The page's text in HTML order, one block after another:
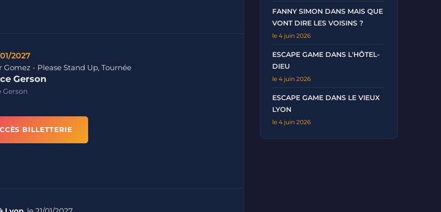
2027
Gomez - Please Stand Up, Tournée
Gerson
Gerson
BILLETTERIE
FANNY SIMON DANS MAIS QUE
VONT DIRE LES VOISINS ?
le 4 juin 2026
ESCAPE GAME DANS L'HÔTEL-
DIEU
le 4 juin 2026
ESCAPE GAME DANS LE VIEUX
LYON
le 4 juin 2026